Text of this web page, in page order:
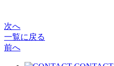
次へ
一覧に戻る
前へ